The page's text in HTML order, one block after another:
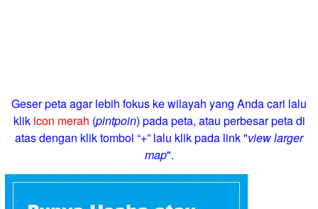
Geser peta agar lebih fokus ke wilayah yang Anda cari lalu
klik icon merah (pintpoin) pada peta, atau perbesar peta di
atas dengan klik tombol “+” lalu klik pada link "view larger
map".